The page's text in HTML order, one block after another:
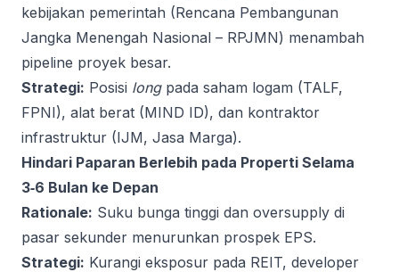
kebijakan pemerintah (Rencana Pembangunan
Jangka Menengah Nasional – RPJMN) menambah
pipeline proyek besar.
Strategi: Posisi longpada saham logam (TALF,
FPNI), alat berat (MIND ID), dan kontraktor
infrastruktur (IJM, Jasa Marga).
Hindari Paparan Berlebih pada Properti Selama
3‑6 Bulan ke Depan
Rationale: Suku bunga tinggi dan oversupply di
pasar sekunder menurunkan prospek EPS.
Strategi: Kurangi eksposur pada REIT, developer